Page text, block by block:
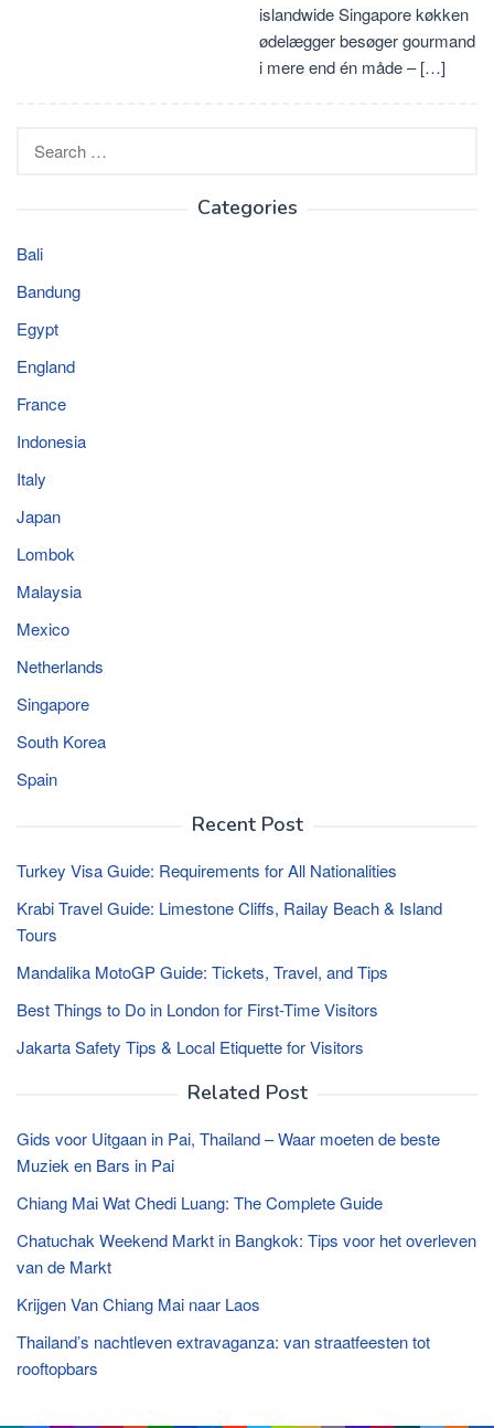
islandwide Singapore køkken
ødelægger besøger gourmand
i mere end én måde – […]
Categories
Bali
Bandung
Egypt
England
France
Indonesia
Italy
Japan
Lombok
Malaysia
Mexico
Netherlands
Singapore
South Korea
Spain
Recent Post
Turkey Visa Guide: Requirements for All Nationalities
Krabi Travel Guide: Limestone Cliffs, Railay Beach & Island
Tours
Mandalika MotoGP Guide: Tickets, Travel, and Tips
Best Things to Do in London for First-Time Visitors
Jakarta Safety Tips & Local Etiquette for Visitors
Related Post
Gids voor Uitgaan in Pai, Thailand – Waar moeten de beste
Muziek en Bars in Pai
Chiang Mai Wat Chedi Luang: The Complete Guide
Chatuchak Weekend Markt in Bangkok: Tips voor het overleven
van de Markt
Krijgen Van Chiang Mai naar Laos
Thailand’s nachtleven extravaganza: van straatfeesten tot
rooftopbars